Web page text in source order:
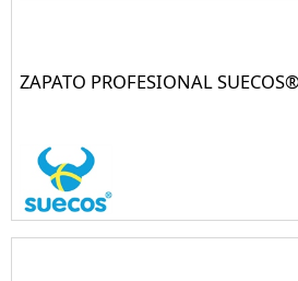
ZAPATO PROFESIONAL